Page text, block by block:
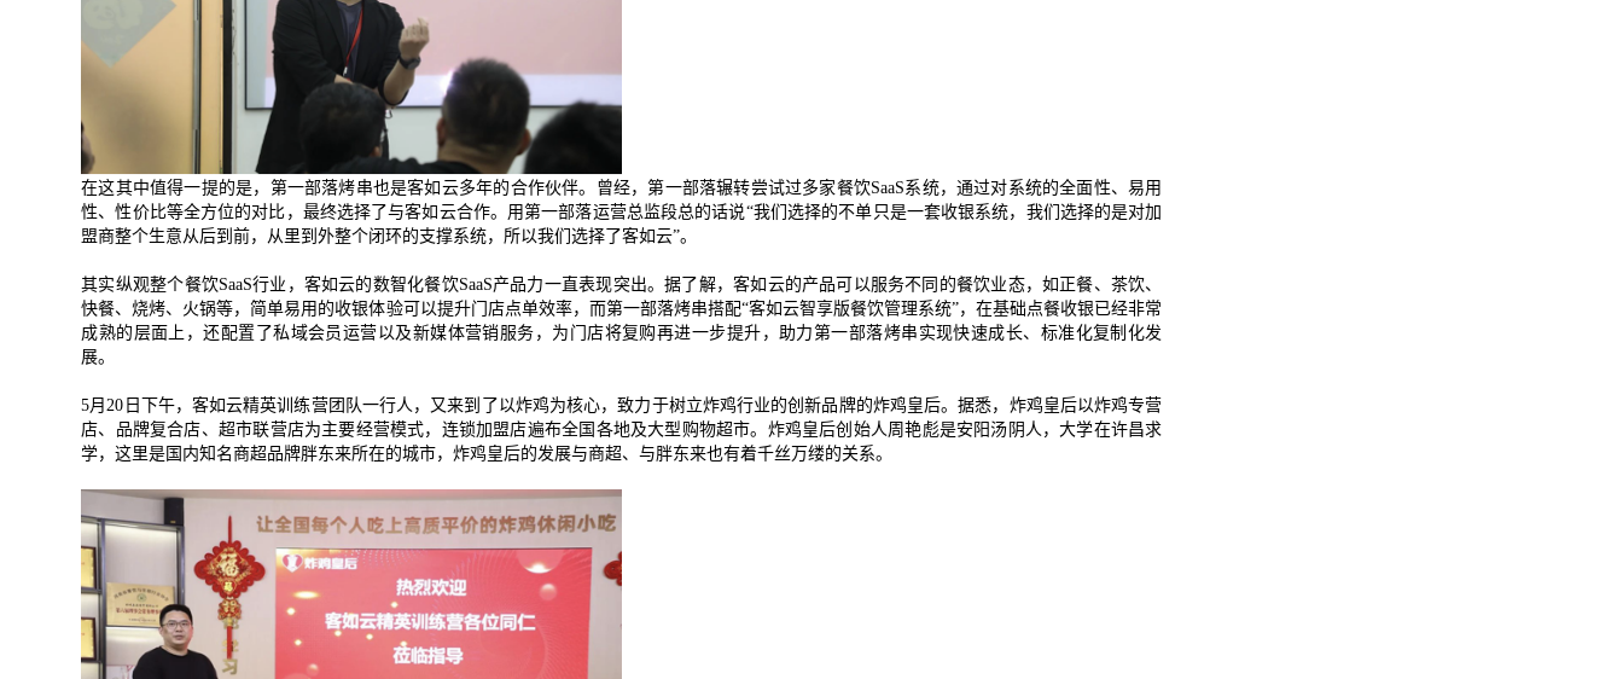
在这其中值得一提的是，第一部落烤串也是客如云多年的合作伙伴。曾经，第一部落辗转尝试过多家餐饮SaaS系统，通过对系统的全面性、易用
性、性价比等全方位的对比，最终选择了与客如云合作。用第一部落运营总监段总的话说“我们选择的不单只是一套收银系统，我们选择的是对加
盟商整个生意从后到前，从里到外整个闭环的支撑系统，所以我们选择了客如云”。
其实纵观整个餐饮SaaS行业，客如云的数智化餐饮SaaS产品力一直表现突出。据了解，客如云的产品可以服务不同的餐饮业态，如正餐、茶饮、
快餐、烧烤、火锅等，简单易用的收银体验可以提升门店点单效率，而第一部落烤串搭配“客如云智享版餐饮管理系统”，在基础点餐收银已经非常
成熟的层面上，还配置了私域会员运营以及新媒体营销服务，为门店将复购再进一步提升，助力第一部落烤串实现快速成长、标准化复制化发
展。
5月 20 日下午，客如云精英训练营团队一行人，又来到了以炸鸡为核心，致力于树立炸鸡行业的创新品牌的炸鸡皇后。据悉，炸鸡皇后以炸鸡专营
店、品牌复合店、超市联营店为主要经营模式，连锁加盟店遍布全国各地及大型购物超市。炸鸡皇后创始人周艳彪是安阳汤阴人，大学在许昌求
学，这里是国内知名商超品牌胖东来所在的城市，炸鸡皇后的发展与商超、与胖东来也有着千丝万缕的关系。
*我的姓名
附加留言
我是老客户，了解最新优惠